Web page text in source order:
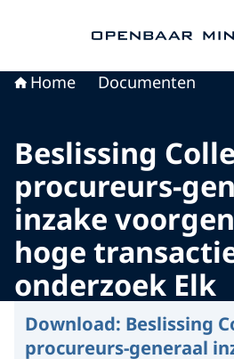
Home Documenten
Beslissing
procureurs-
inzake
hoge
onderzoek Elk
Download: Beslissing
procureurs-generaal